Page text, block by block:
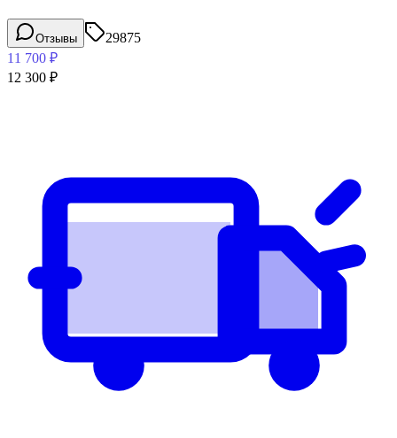
Отзывы
29875
11 700 ₽
12 300 ₽